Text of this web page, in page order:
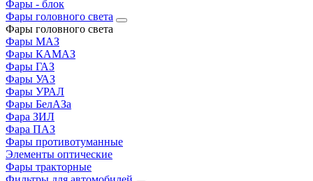
Фары - блок
Фары головного света
Фары головного света
Фары МАЗ
Фары КАМАЗ
Фары ГАЗ
Фары УАЗ
Фары УРАЛ
Фары БелАЗа
Фара ЗИЛ
Фара ПАЗ
Фары противотуманные
Элементы оптические
Фары тракторные